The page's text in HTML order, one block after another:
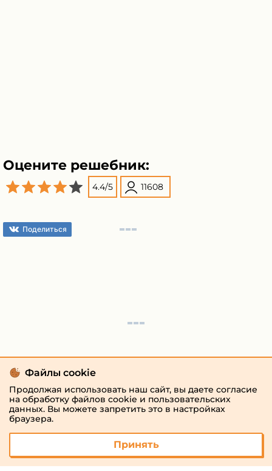
Оцените решебник:
4.4/5 11608
Поделиться
Файлы cookie
Продолжая использовать наш сайт, вы даете согласие
на обработку файлов cookie и пользовательских
данных. Вы можете запретить это в настройках
браузера.
Принять